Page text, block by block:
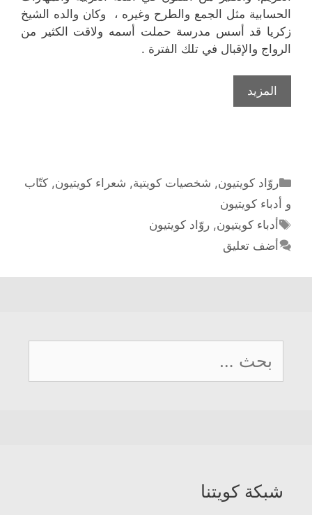
الحسابية مثل الجمع والطرح وغيره ، وكان والده الشيخ
زكريا قد أسس مدرسة حملت أسمه ولاقت الكثير من
الرواج والإقبال في تلك الفترة .
المزيد
عبد
رائد
الأدبية
في
الكويت
التصنيفات
روّاد كويتيون, شخصيات كويتية, شعراء كويتيون, كتّاب
و أدباء كويتيون
الوسوم
أدباء كويتيون, روّاد كويتيون
أضف تعليق
عن:
شبكة كويتنا